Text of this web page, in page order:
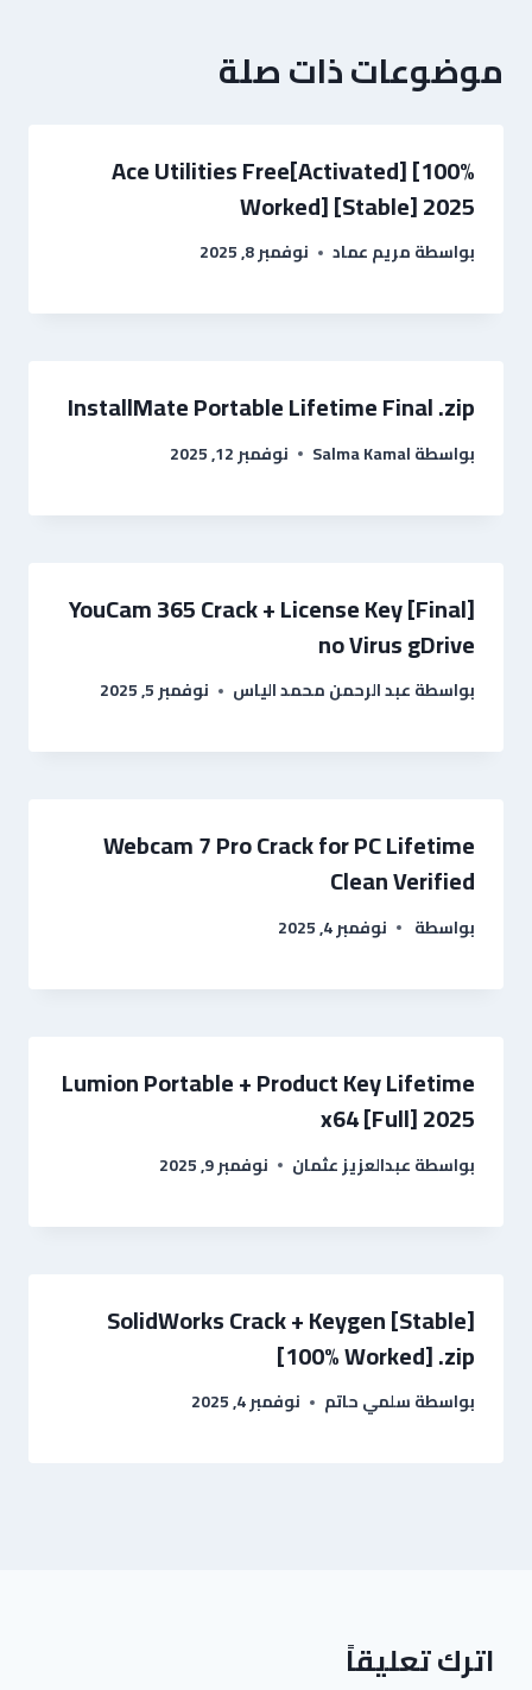
موضوعات ذات صلة
Ace Utilities Free[Activated] [100%
Worked] [Stable] 2025
بواسطةمريم عماد نوفمبر 8, 2025
InstallMate Portable Lifetime Final .zip
بواسطةSalma Kamal نوفمبر 12, 2025
YouCam 365 Crack + License Key [Final]
no Virus gDrive
بواسطةعبد الرحمن محمد الياس نوفمبر 5, 2025
Webcam 7 Pro Crack for PC Lifetime
Clean Verified
بواسطة نوفمبر 4, 2025
Lumion Portable + Product Key Lifetime
x64 [Full] 2025
بواسطةعبدالعزيز عثمان نوفمبر 9, 2025
SolidWorks Crack + Keygen [Stable]
[100% Worked] .zip
بواسطةسلمي حاتم نوفمبر 4, 2025
اترك تعليقاً